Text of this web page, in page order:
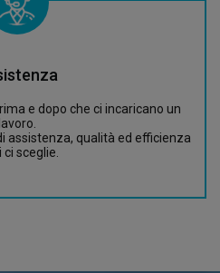
e dopo che ci incaricano un
lavoro.
assistenza, qualità ed efficienza
ci sceglie.